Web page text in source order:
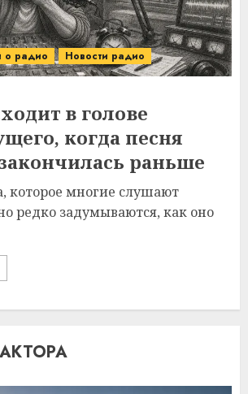
о радио Новости радио
в голове
когда песня
раньше
которое многие слушают
редко задумываются, как оно